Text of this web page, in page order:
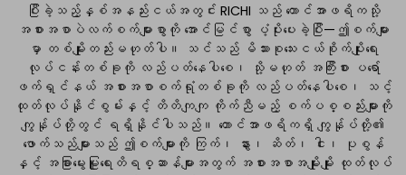
ပြီးခဲ့သည့်နှစ်အနည်းငယ်အတွင်း RICHI သည် တောင်အာဖရိကသို့
အစားအစာပဲလက်စက်များစွာကို အောင်မြင်စွာ ပံ့ပိုးပေးခဲ့ပြီး—ဤစက်များ
မှာ တစ်မျိုးတည်းမဟုတ်ပါ။ သင်သည် မိသားစုသေးငယ်စိုက်ပျိုးရေး
လုပ်ငန်းတစ်ခုကို လည်ပတ်နေပါစေ၊ သို့မဟုတ် အကြီးစား ပရော်
ဖက်ရှင်နယ် အစားအစာစက်ရုံတစ်ခုကို လည်ပတ်နေပါစေ၊ သင့်
ထုတ်လုပ်နိုင်စွမ်းနှင့် တိတိကျကျ ကိုက်ညီမည့် စက်ပစ္စည်းများကို
ကျွန်ုပ်တို့တွင် ရရှိနိုင်ပါသည်။ တောင်အာဖရိကရှိ ကျွန်ုပ်တို့၏
ဖောက်သည်များသည် ဤစက်များကို ကြက်၊ နွား၊ ဆိတ်၊ ငါး၊ ပုစွန်
နှင့် အခြားမွေးမြူရေးတိရစ္ဆာန်များအတွက် အစားအစာအမျိုးမျိုး ထုတ်လုပ်